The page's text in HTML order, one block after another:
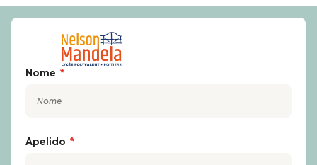
Nome
Apelido